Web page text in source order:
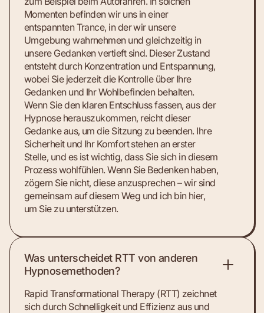
Momenten befinden wir uns in einer
entspannten Trance, in der wir unsere
Umgebung wahrnehmen und gleichzeitig in
unsere Gedanken vertieft sind. Dieser Zustand
entsteht durch Konzentration und Entspannung,
wobei Sie jederzeit die Kontrolle über Ihre
Gedanken und Ihr Wohlbefinden behalten.
Wenn Sie den klaren Entschluss fassen, aus der
Hypnose herauszukommen, reicht dieser
Gedanke aus, um die Sitzung zu beenden. Ihre
Sicherheit und Ihr Komfort stehen an erster
Stelle, und es ist wichtig, dass Sie sich in diesem
Prozess wohlfühlen. Wenn Sie Bedenken haben,
zögern Sie nicht, diese anzusprechen – wir sind
gemeinsam auf diesem Weg und ich bin hier,
um Sie zu unterstützen.
Was unterscheidet RTT von anderen
Hypnosemethoden?
Rapid Transformational Therapy (RTT) zeichnet
sich durch Schnelligkeit und Effizienz aus und